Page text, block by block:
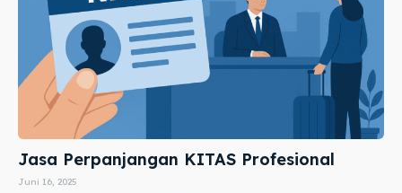
Jasa Perpanjangan KITAS Profesional
Juni 16, 2025